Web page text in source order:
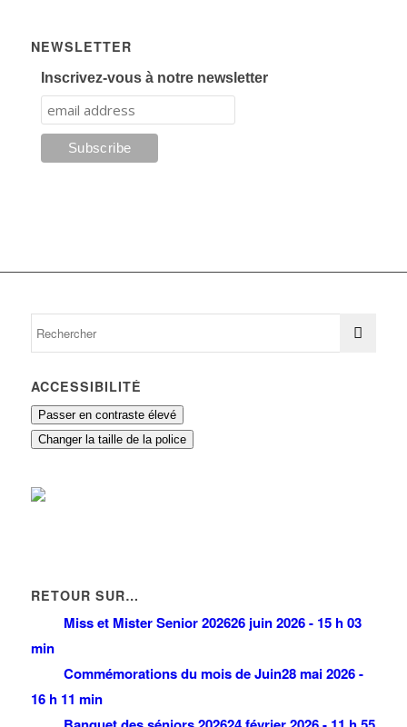
NEWSLETTER
Inscrivez-vous à notre newsletter
ACCESSIBILITÉ
Passer en contraste élevé
Changer la taille de la police
RETOUR SUR…
Miss et Mister Senior 202626 juin 2026 - 15 h 03
min
Commémorations du mois de Juin28 mai 2026 -
16 h 11 min